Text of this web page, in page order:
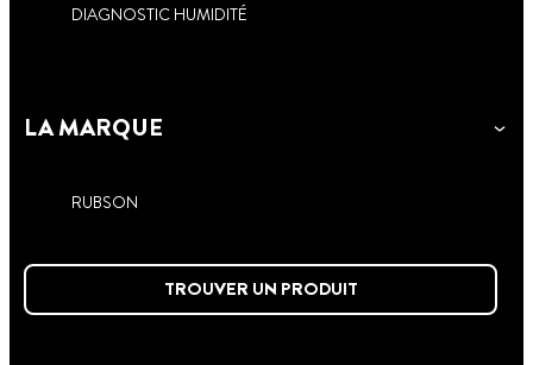
DIAGNOSTIC HUMIDITÉ
LA MARQUE
RUBSON
TROUVER UN PRODUIT